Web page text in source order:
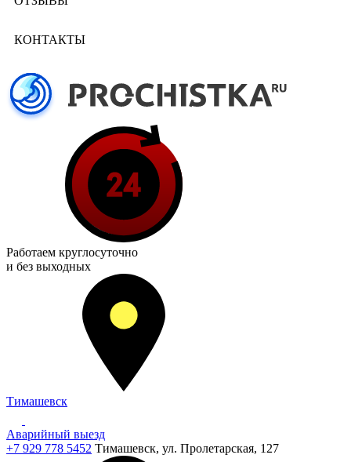
КОНТАКТЫ
Работаем круглосуточно
и без выходных
Тимашевск
Аварийный выезд
+7 929 778 5452 Тимашевск, ул. Пролетарская, 127